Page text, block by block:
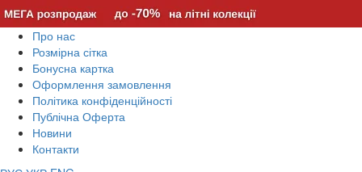
Про нас
Розмірна сітка
Бонусна картка
Оформлення замовлення
Політика конфіденційності
Публічна Оферта
Новини
Контакти